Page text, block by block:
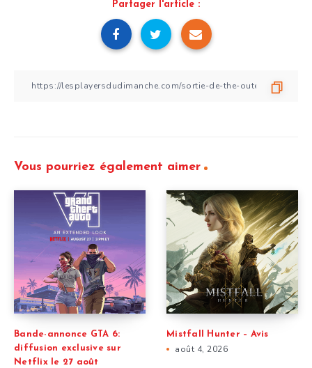
Partager l'article :
Vous pourriez également aimer
Bande-annonce GTA 6:
diffusion exclusive sur
Netflix le 27 août
Mistfall Hunter – Avis
août 4, 2026